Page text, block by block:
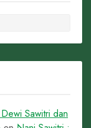
Sawitri dan